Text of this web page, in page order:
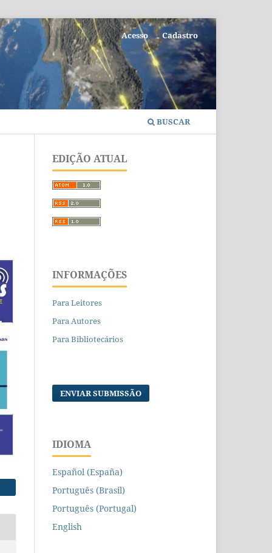
BUSCAR
Acesso Cadastro
EDIÇÃO ATUAL
INFORMAÇÕES
Para Leitores
Para Autores
Para Bibliotecários
ENVIAR SUBMISSÃO
IDIOMA
Español (España)
Português (Brasil)
Português (Portugal)
English